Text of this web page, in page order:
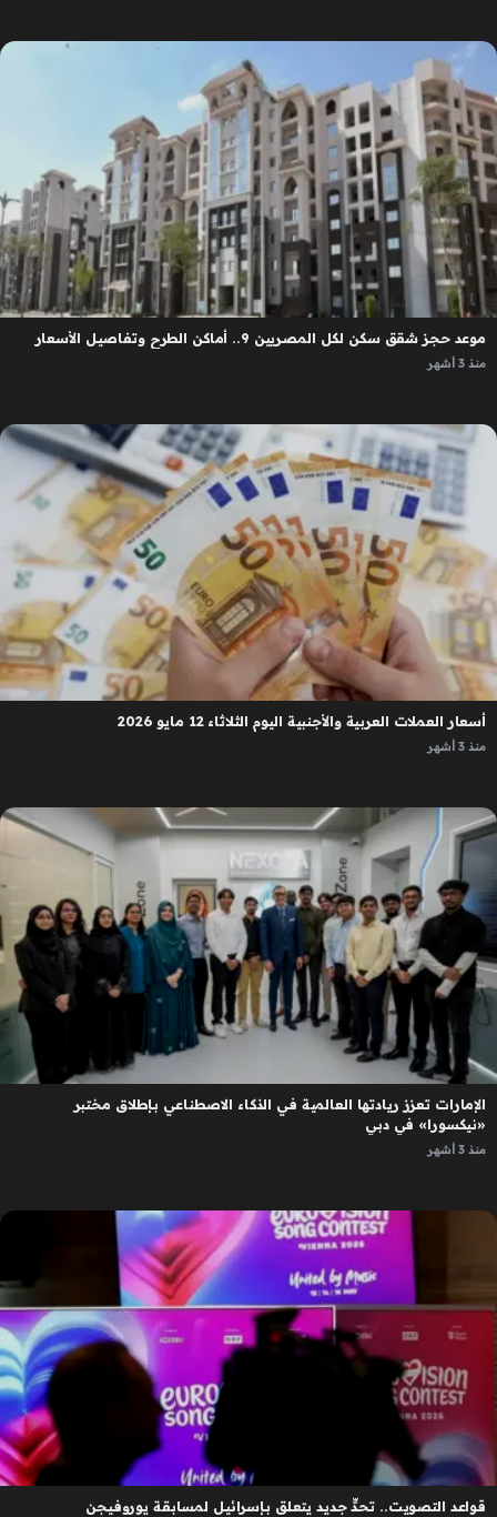
موعد حجز شقق سكن لكل المصريين 9.. أماكن الطرح وتفاصيل الأسعار
منذ 3 أشهر
أسعار العملات العربية والأجنبية اليوم الثلاثاء 12 مايو 2026
منذ 3 أشهر
الإمارات تعزز ريادتها العالمية في الذكاء الاصطناعي بإطلاق مختبر
«نيكسورا» في دبي
منذ 3 أشهر
قواعد التصويت.. تحدٍّ جديد يتعلق بإسرائيل لمسابقة يوروفيجن